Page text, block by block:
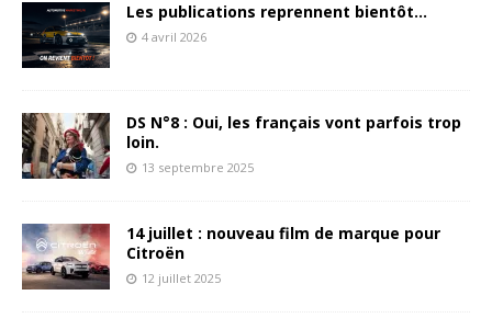
Les publications reprennent bientôt…
4 avril 2026
DS N°8 : Oui, les français vont parfois trop
loin.
13 septembre 2025
14 juillet : nouveau film de marque pour
Citroën
12 juillet 2025